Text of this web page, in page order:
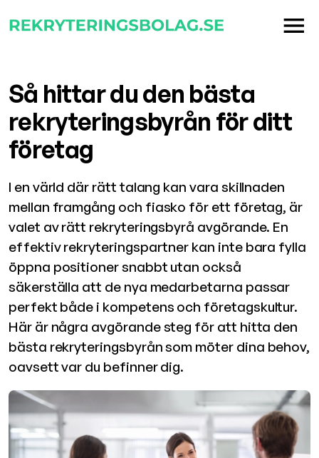
Så hittar du den bästa
rekryteringsbyrån för ditt
företag
I en värld där rätt talang kan vara skillnaden
mellan framgång och fiasko för ett företag, är
valet av rätt rekryteringsbyrå avgörande. En
effektiv rekryteringspartner kan inte bara fylla
öppna positioner snabbt utan också
säkerställa att de nya medarbetarna passar
perfekt både i kompetens och företagskultur.
Här är några avgörande steg för att hitta den
bästa rekryteringsbyrån som möter dina behov,
oavsett var du befinner dig.